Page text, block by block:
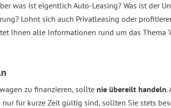
was ist eigentlich Auto-Leasing? Was ist der
Lohnt sich auch Privatleasing oder
Ihnen alle Informationen rund um das Thema
zu finanzieren, sollte nie übereilt handeln.
für kurze Zeit gültig sind, sollten Sie stets